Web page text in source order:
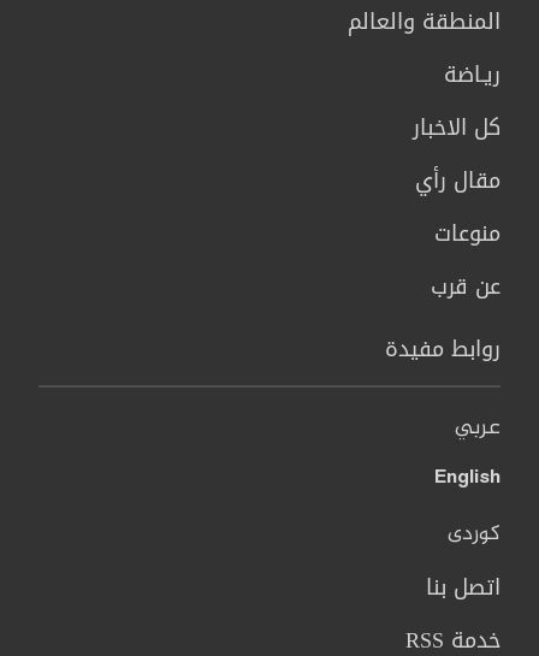
المنطقة والعالم
ريـاضة
كل الاخبار
مقال رأي
منوعات
عن قرب
روابط مفيدة
عربي
English
کوردی
اتصل بنا
خدمة RSS